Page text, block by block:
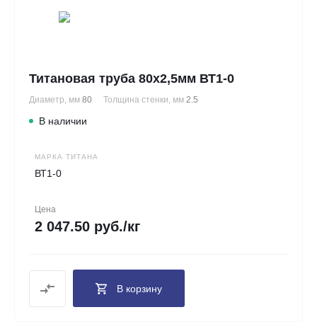
Титановая труба 80х2,5мм ВТ1-0
Диаметр, мм 80 Толщина стенки, мм 2.5
В наличии
МАРКА ТИТАНА
ВТ1-0
Цена
2 047.50 руб./кг
В корзину